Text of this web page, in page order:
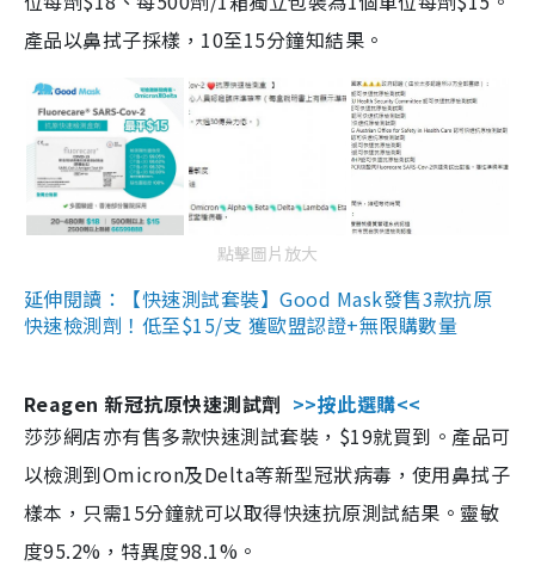
產品以鼻拭子採樣，10至15分鐘知結果。
點擊圖片放大
延伸閱讀：【快速測試套裝】Good Mask發售3款抗原
快速檢測劑！低至$15/支 獲歐盟認證+無限購數量
Reagen 新冠抗原快速測試劑 >>按此選購<<
莎莎網店亦有售多款快速測試套裝，$19就買到。產品可
以檢測到Omicron及Delta等新型冠狀病毒，使用鼻拭子
樣本，只需15分鐘就可以取得快速抗原測試結果。靈敏
度95.2%，特異度98.1%。